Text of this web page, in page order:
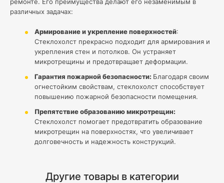
различных задачах:
Армирование и укрепление поверхностей:
Стеклохолст прекрасно подходит для армирования и
укрепления стен и потолков. Он устраняет
микротрещины и предотвращает деформации.
Гарантия пожарной безопасности: Благодаря своим
огнестойким свойствам, стеклохолст способствует
повышению пожарной безопасности помещения.
Препятствие образованию микротрещин:
Стеклохолст помогает предотвратить образование
микротрещин на поверхностях, что увеличивает
долговечность и надежность конструкций.
Другие товары в категории